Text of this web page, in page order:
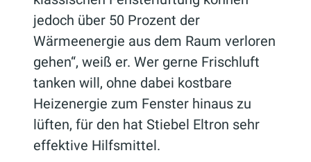
jedoch über 50 Prozent der
Wärmeenergie aus dem Raum verloren
gehen“, weiß er. Wer gerne Frischluft
tanken will, ohne dabei kostbare
Heizenergie zum Fenster hinaus zu
lüften, für den hat Stiebel Eltron sehr
effektive Hilfsmittel.